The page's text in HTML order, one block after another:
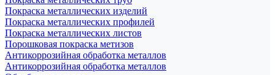
Покраска металлических изделий
Покраска металлических профилей
Покраска металлических листов
Порошковая покраска метизов
Антикоррозийная обработка металлов
Антикоррозийная обработка металлов